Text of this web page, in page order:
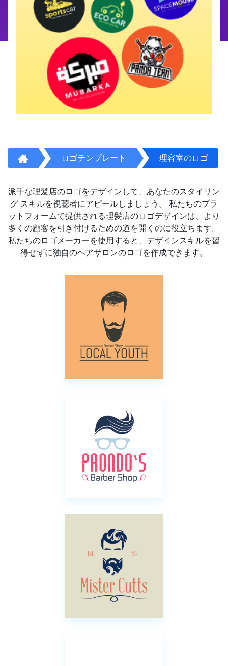
ロゴテンプレート 理容室のロゴ
派手な理髪店のロゴをデザインして、あなたのスタイリン
グ スキルを視聴者にアピールしましょう。 私たちのプラ
ットフォームで提供される理髪店のロゴデザインは、より
多くの顧客を引き付けるための道を開くのに役立ちます。
私たちのロゴメーカーを使用すると、デザインスキルを習
得せずに独自のヘアサロンのロゴを作成できます。